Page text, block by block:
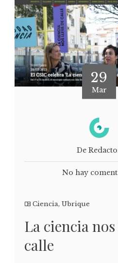
29
Mar
De
No hay
Ciencia, Ubrique
La ciencia
calle